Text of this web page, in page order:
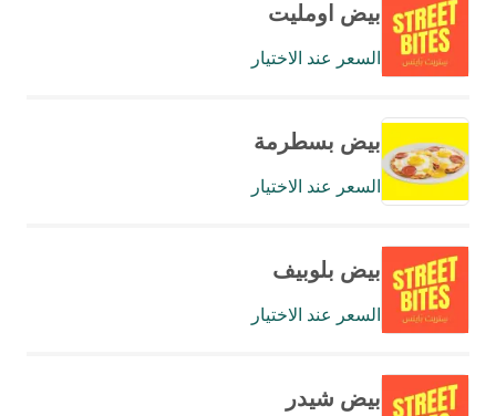
بيض اومليت
السعر عند الاختيار
بيض بسطرمة
السعر عند الاختيار
بيض بلوبيف
السعر عند الاختيار
بيض شيدر